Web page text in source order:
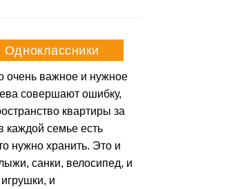
очень важное и нужное
совершают ошибку,
квартиры за
каждой семье есть
нужно хранить. Это и
санки, велосипед, и
и